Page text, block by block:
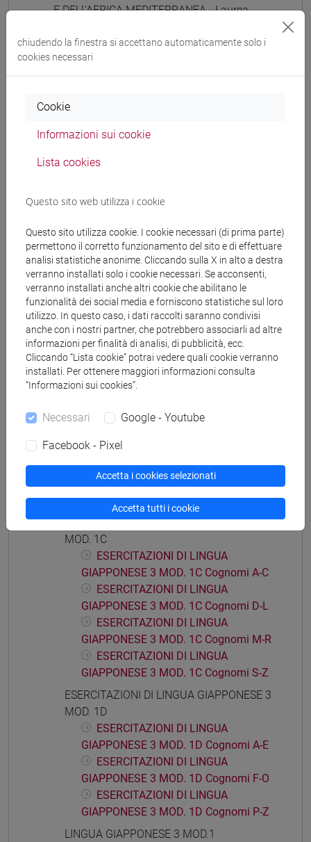
E DELL'AFRICA MEDITERRANEA - Laurea
Struttura generale dell'insegnamento
LINGUA GIAPPONESE 3 MOD.1
MOD. 1A
GIAPPONESE 3 MOD. 1A Cognomi A-B
GIAPPONESE 3 MOD. 1A Cognomi C-E
ESERCITAZIONI DI LINGUA
GIAPPONESE 3 MOD. 1A Cognomi F-L
ESERCITAZIONI DI LINGUA
GIAPPONESE 3 MOD. 1A Cognomi M-O
ESERCITAZIONI DI LINGUA
GIAPPONESE 3 MOD. 1A Cognomi P-S
ESERCITAZIONI DI LINGUA
GIAPPONESE 3 MOD. 1A Cognomi T-Z
ESERCITAZIONI DI LINGUA GIAPPONESE 3
ESERCITAZIONI DI LINGUA
ESERCITAZIONI DI LINGUA
GIAPPONESE 3 MOD. 1B Cognomi F-O
ESERCITAZIONI DI LINGUA
GIAPPONESE 3 MOD. 1B Cognomi P-Z
ESERCITAZIONI DI LINGUA GIAPPONESE 3
MOD. 1C
ESERCITAZIONI DI LINGUA
GIAPPONESE 3 MOD. 1C Cognomi A-C
ESERCITAZIONI DI LINGUA
GIAPPONESE 3 MOD. 1C Cognomi D-L
ESERCITAZIONI DI LINGUA
GIAPPONESE 3 MOD. 1C Cognomi M-R
ESERCITAZIONI DI LINGUA
GIAPPONESE 3 MOD. 1C Cognomi S-Z
ESERCITAZIONI DI LINGUA GIAPPONESE 3
MOD. 1D
ESERCITAZIONI DI LINGUA
GIAPPONESE 3 MOD. 1D Cognomi A-E
ESERCITAZIONI DI LINGUA
GIAPPONESE 3 MOD. 1D Cognomi F-O
ESERCITAZIONI DI LINGUA
GIAPPONESE 3 MOD. 1D Cognomi P-Z
LINGUA GIAPPONESE 3 MOD.1
chiudendo la finestra si accettano automaticamente solo i
cookies necessari
Cookie
Informazioni sui cookie
Lista cookies
Questo sito web utilizza i cookie
Questo sito utilizza cookie. I cookie necessari (di prima parte)
permettono il corretto funzionamento del sito e di effettuare
analisi statistiche anonime. Cliccando sulla X in alto a destra
verranno installati solo i cookie necessari. Se acconsenti,
verranno installati anche altri cookie che abilitano le
funzionalità dei social media e forniscono statistiche sul loro
utilizzo. In questo caso, i dati raccolti saranno condivisi
anche con i nostri partner, che potrebbero associarli ad altre
informazioni per finalità di analisi, di pubblicità, ecc.
Cliccando “Lista cookie” potrai vedere quali cookie verranno
installati. Per ottenere maggiori informazioni consulta
“Informazioni sui cookies”.
Necessari Google - Youtube
Facebook - Pixel
Accetta i cookies selezionati
Accetta tutti i cookie